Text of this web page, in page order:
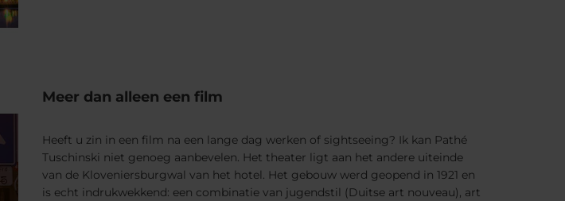
Meer dan alleen een film
Heeft u zin in een film na een lange dag werken of sightseeing? Ik kan Pathé
Tuschinski niet genoeg aanbevelen. Het theater ligt aan het andere uiteinde
van de Kloveniersburgwal van het hotel. Het gebouw werd geopend in 1921 en
is echt indrukwekkend: een combinatie van jugendstil (Duitse art nouveau), art